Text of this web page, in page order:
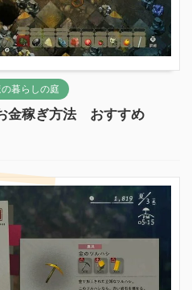
暮らしの庭
金稼ぎ方法 おすすめ